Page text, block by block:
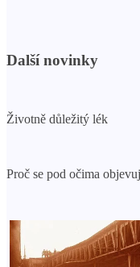
Další novinky
Životně důležitý lék
Proč se pod očima